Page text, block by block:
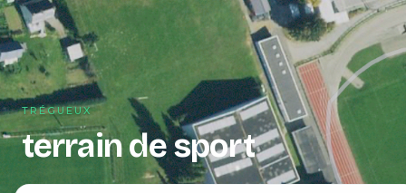
TRÉGUEUX
terrain de sport